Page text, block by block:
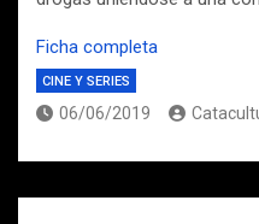
Ficha completa
CINE Y SERIES
06/06/2019